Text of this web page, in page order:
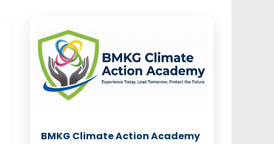
BMKG Climate Action Academy